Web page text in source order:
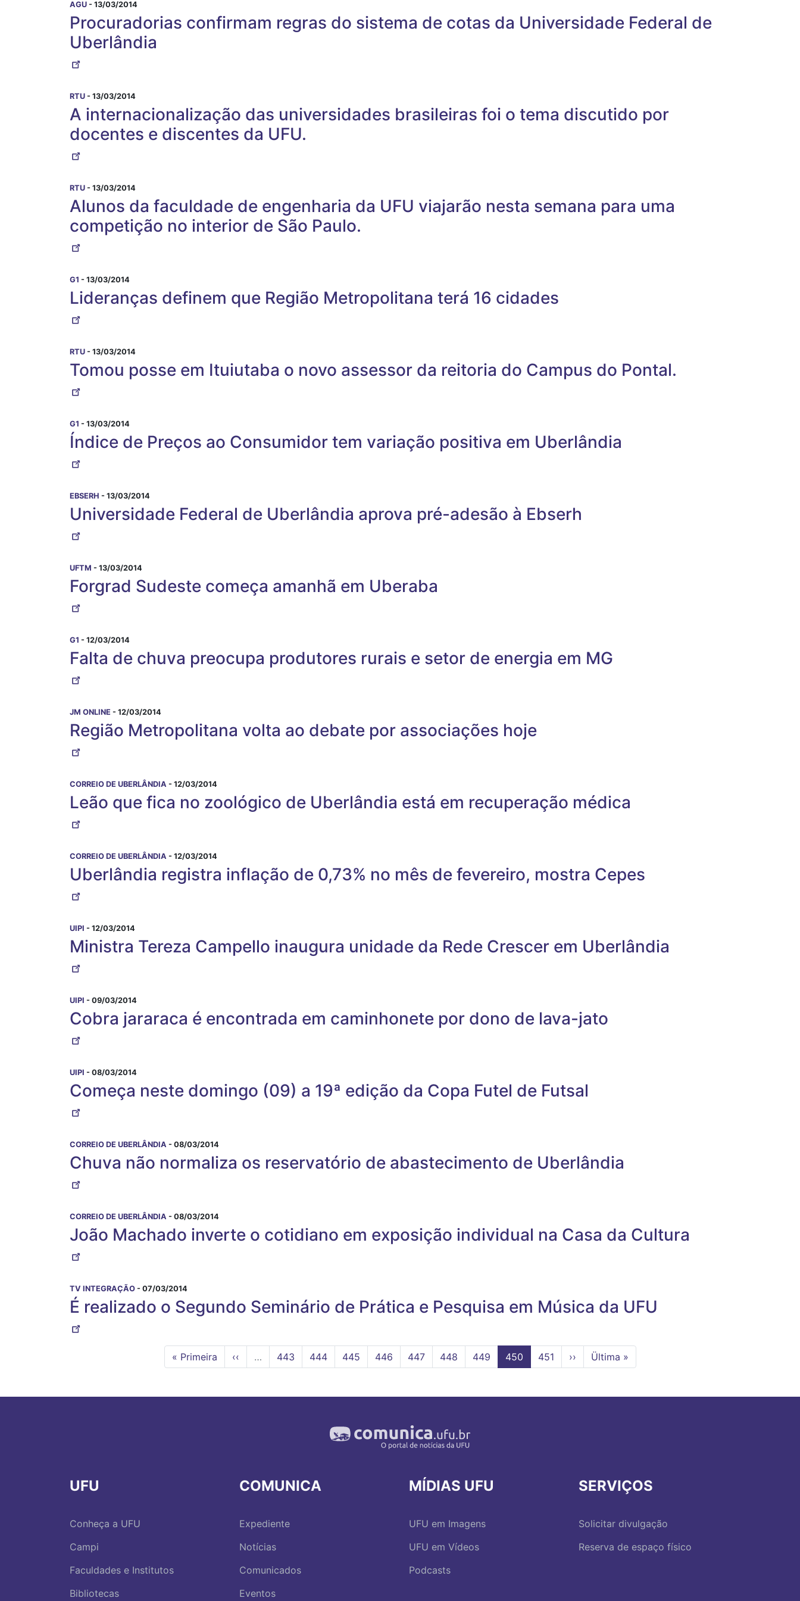
AGU - 13/03/2014
Procuradorias confirmam regras do sistema de cotas da Universidade Federal de
Uberlândia
RTU - 13/03/2014
A internacionalização das universidades brasileiras foi o tema discutido por
docentes e discentes da UFU.
RTU - 13/03/2014
Alunos da faculdade de engenharia da UFU viajarão nesta semana para uma
competição no interior de São Paulo.
G1 - 13/03/2014
Lideranças definem que Região Metropolitana terá 16 cidades
RTU - 13/03/2014
Tomou posse em Ituiutaba o novo assessor da reitoria do Campus do Pontal.
G1 - 13/03/2014
Índice de Preços ao Consumidor tem variação positiva em Uberlândia
EBSERH - 13/03/2014
Universidade Federal de Uberlândia aprova pré-adesão à Ebserh
UFTM - 13/03/2014
Forgrad Sudeste começa amanhã em Uberaba
G1 - 12/03/2014
Falta de chuva preocupa produtores rurais e setor de energia em MG
JM ONLINE - 12/03/2014
Região Metropolitana volta ao debate por associações hoje
CORREIO DE UBERLÂNDIA - 12/03/2014
Leão que fica no zoológico de Uberlândia está em recuperação médica
CORREIO DE UBERLÂNDIA - 12/03/2014
Uberlândia registra inflação de 0,73% no mês de fevereiro, mostra Cepes
UIPI - 12/03/2014
Ministra Tereza Campello inaugura unidade da Rede Crescer em Uberlândia
UIPI - 09/03/2014
Cobra jararaca é encontrada em caminhonete por dono de lava-jato
UIPI - 08/03/2014
Começa neste domingo (09) a 19ª edição da Copa Futel de Futsal
CORREIO DE UBERLÂNDIA - 08/03/2014
Chuva não normaliza os reservatório de abastecimento de Uberlândia
CORREIO DE UBERLÂNDIA - 08/03/2014
João Machado inverte o cotidiano em exposição individual na Casa da Cultura
TV INTEGRAÇÃO - 07/03/2014
É realizado o Segundo Seminário de Prática e Pesquisa em Música da UFU
Primeira
página
« Primeira
Página
anterior
‹‹ … Page
443 Page
444 Page
445 Page
446 Page
447 Page
448 Page
449
Página
atual
450 Page
451
Próxima
página
››
Última
página
Ültima »
UFU
Conheça a UFU
Campi
Faculdades e Institutos
Bibliotecas
COMUNICA
Expediente
Notícias
Comunicados
Eventos
MÍDIAS UFU
UFU em Imagens
UFU em Vídeos
Podcasts
SERVIÇOS
Solicitar divulgação
Reserva de espaço físico